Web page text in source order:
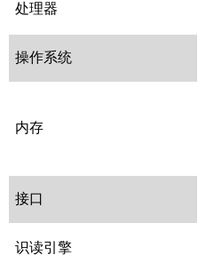
处理器
操作系统
内存
接口
识读引擎